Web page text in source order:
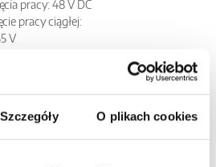
Szczegóły O plikach cookies
pracy: 48 V DC
pracy ciągłej:
V